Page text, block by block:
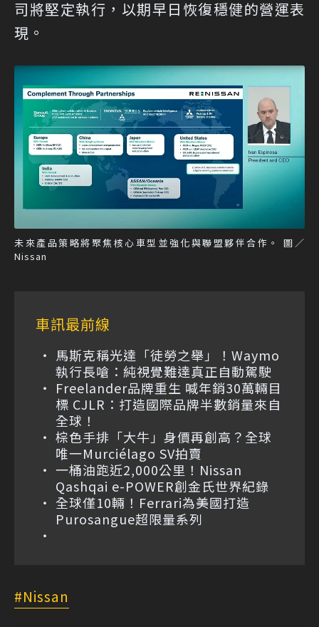
司將堅定執行，以期早日恢復穩健的營運表
現。
未來產品策略將聚焦核心車型並強化與聯盟夥伴合作。 圖／
Nissan
車訊最前線
馬斯克稱光達「徒勞之舉」！Waymo
執行長嗆：純視覺難達真正自動駕駛
Freelander品牌重生 喊年銷30萬輛目
標 CJLR：打造國際品牌半數銷量來自
全球！
棕色手排「大牛」身價再創高？全球
唯一Murciélago SV拍賣
一桶油跑近2,000公里！Nissan
Qashqai e-POWER創金氏世界紀錄
全球僅10輛！Ferrari為美國打造
Purosangue超限量系列
Nissan